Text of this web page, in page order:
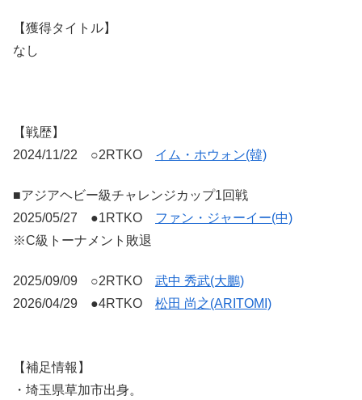
【獲得タイトル】
なし
【戦歴】
2024/11/22 ○2RTKO イム・ホウォン(韓)
■アジアヘビー級チャレンジカップ1回戦
2025/05/27 ●1RTKO ファン・ジャーイー(中)
※C級トーナメント敗退
2025/09/09 ○2RTKO 武中 秀武(大鵬)
2026/04/29 ●4RTKO 松田 尚之(ARITOMI)
【補足情報】
・埼玉県草加市出身。